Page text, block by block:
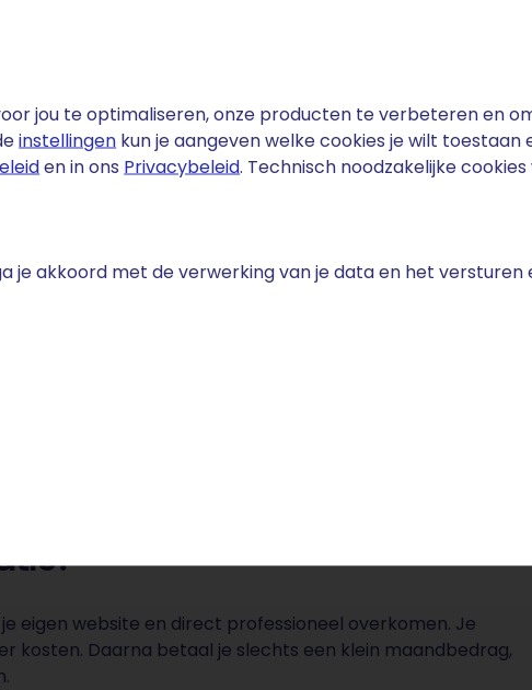
jou te optimaliseren, onze producten te verbeteren en
instellingen kun je aangeven welke cookies je wilt
en in ons Privacybeleid. Technisch noodzakelijke
je akkoord met de verwerking van je data en het
inbegrepen
goed beschermd met spam- en virusfilters.
eigen website en direct professioneel overkomen. Je
kosten. Daarna betaal je slechts een klein maandbedrag,